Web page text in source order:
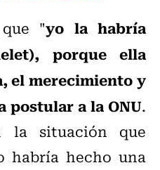
"yo la habría
porque ella
el merecimiento y
postular a la ONU.
la situación que
habría hecho una